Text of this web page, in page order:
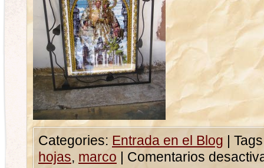
Categories: Entrada en el Blog |
hojas, marco | Comentarios